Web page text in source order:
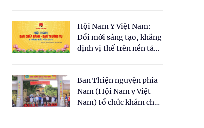
Hội Nam Y Việt Nam:
Đổi mới sáng tạo, khẳng
định vị thế trên nền tảng
Ban Thiện nguyện phía
Nam (Hội Nam y Việt
Nam) tổ chức khám chữa